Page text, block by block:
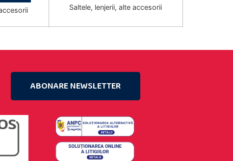
Saltele, lenjerii, alte accesorii
ABONARE NEWSLETTER